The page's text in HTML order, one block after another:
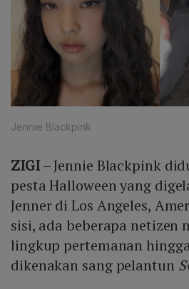
Jennie Blackpink
ZIGI– Jennie Blackpink
pesta Halloween yang
Jenner di Los Angeles,
sisi, ada beberapa netizen
lingkup pertemanan
dikenakan sang pelantun